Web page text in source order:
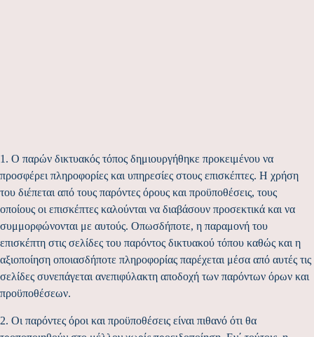
1. Ο παρών δικτυακός τόπος δημιουργήθηκε προκειμένου να
προσφέρει πληροφορίες και υπηρεσίες στους επισκέπτες. Η χρήση
του διέπεται από τους παρόντες όρους και προϋποθέσεις, τους
οποίους οι επισκέπτες καλούνται να διαβάσουν προσεκτικά και να
συμμορφώνονται με αυτούς. Οπωσδήποτε, η παραμονή του
επισκέπτη στις σελίδες του παρόντος δικτυακού τόπου καθώς και η
αξιοποίηση οποιασδήποτε πληροφορίας παρέχεται μέσα από αυτές τις
σελίδες συνεπάγεται ανεπιφύλακτη αποδοχή των παρόντων όρων και
προϋποθέσεων.
2. Οι παρόντες όροι και προϋποθέσεις είναι πιθανό ότι θα